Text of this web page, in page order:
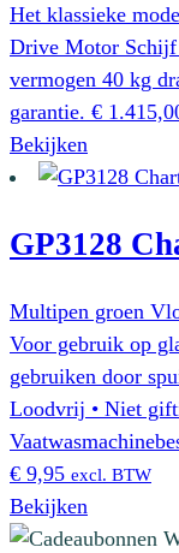
Het klassieke
Drive Motor
vermogen 40 kg
garantie. €
Bekijken
GP3128
Multipen groen
Voor gebruik op
gebruiken door
Loodvrij • Niet
€ 9,95 excl. BTW
Bekijken